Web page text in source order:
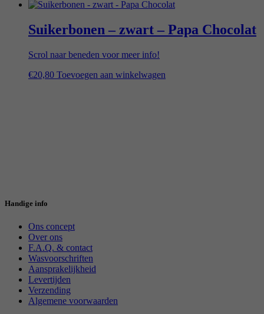
Suikerbonen – zwart – Papa Chocolat
Scrol naar beneden voor meer info!
€20,80 Toevoegen aan winkelwagen
Handige info
Ons concept
Over ons
F.A.Q. & contact
Wasvoorschriften
Aansprakelijkheid
Levertijden
Verzending
Algemene voorwaarden